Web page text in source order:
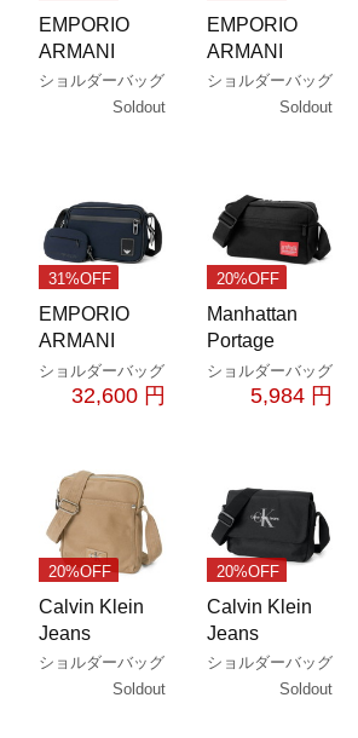
EMPORIO
ARMANI
ショルダーバッグ
Soldout
EMPORIO
ARMANI
ショルダーバッグ
Soldout
31%OFF
EMPORIO
ARMANI
ショルダーバッグ
32,600 円
20%OFF
Manhattan
Portage
ショルダーバッグ
5,984 円
20%OFF
Calvin Klein
Jeans
ショルダーバッグ
Soldout
20%OFF
Calvin Klein
Jeans
ショルダーバッグ
Soldout